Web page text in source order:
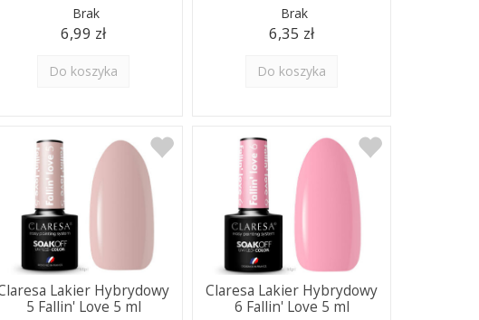
Brak
6,99 zł
Do koszyka
Brak
6,35 zł
Do koszyka
Lakier Hybrydowy
5 Fallin' Love 5 ml
Claresa Lakier Hybrydowy
6 Fallin' Love 5 ml